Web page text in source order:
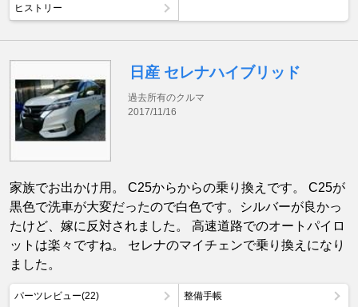
ヒストリー
日産 セレナハイブリッド
過去所有のクルマ
2017/11/16
家族でお出かけ用。 C25からからの乗り換えです。 C25が
黒色で洗車が大変だったので白色です。シルバーが良かっ
たけど、嫁に反対されました。 高速道路でのオートパイロ
ットは楽々ですね。 セレナのマイチェンで乗り換えになり
ました。
パーツレビュー(22) 整備手帳